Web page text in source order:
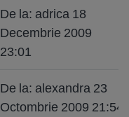
De la: adrica 18
Decembrie 2009
23:01
De la: alexandra 23
Octombrie 2009 21:54